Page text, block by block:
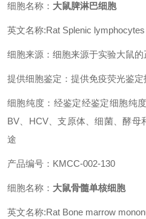
细胞名称： 大鼠脾淋巴细胞
英文名称:Rat Splenic lymphocytes
细胞来源：细胞来源于实验大鼠的
提供细胞鉴定：提供免疫荧光鉴定
细胞纯度：经鉴定经鉴定细胞纯
BV、HCV、支原体、细菌、酵母
途
产品编号：KMCC-002-130
细胞名称： 大鼠骨髓单核细胞
英文名称:Rat Bone marrow